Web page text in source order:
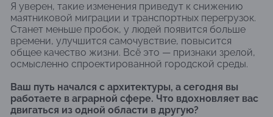
Я уверен, такие изменения приведут к снижению
маятниковой миграции и транспортных перегрузок.
Станет меньше пробок, у людей появится больше
времени, улучшится самочувствие, повысится
общее качество жизни. Всё это — признаки зрелой,
осмысленно спроектированной городской среды.
Ваш путь начался с архитектуры, а сегодня вы
работаете в аграрной сфере. Что вдохновляет вас
двигаться из одной области в другую?